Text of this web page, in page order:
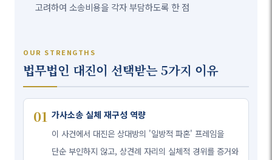
고려하여 소송비용을 각자 부담하도록 한 점
OUR STRENGTHS
법무법인 대진이 선택받는 5가지 이유
01 가사소송 실체 재구성 역량
이 사건에서 대진은 상대방의 '일방적 파혼' 프레임을
단순 부인하지 않고, 상견례 자리의 실체적 경위를 증거와